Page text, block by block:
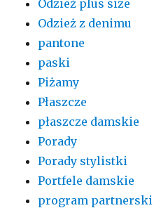
Odzież plus size
Odzież z denimu
pantone
paski
Piżamy
Płaszcze
płaszcze damskie
Porady
Porady stylistki
Portfele damskie
program partnerski